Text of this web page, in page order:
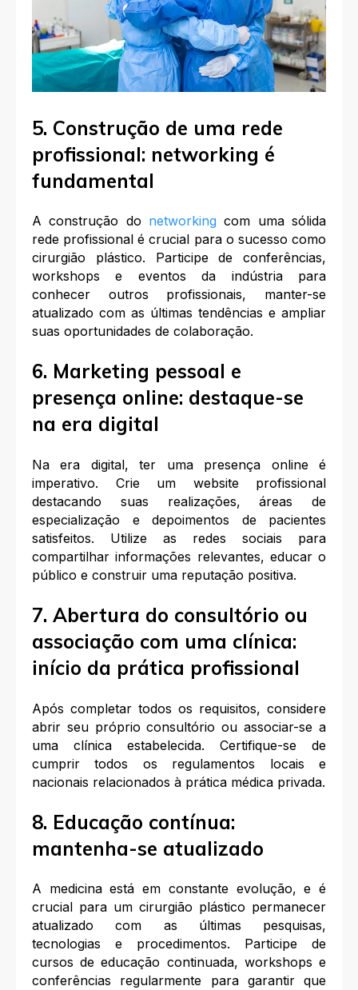
5. Construção de uma rede
profissional: networking é
fundamental
A construção do networking com uma sólida
rede profissional é crucial para o sucesso como
cirurgião plástico. Participe de conferências,
workshops e eventos da indústria para
conhecer outros profissionais, manter-se
atualizado com as últimas tendências e ampliar
suas oportunidades de colaboração.
6. Marketing pessoal e
presença online: destaque-se
na era digital
Na era digital, ter uma presença online é
imperativo. Crie um website profissional
destacando suas realizações, áreas de
especialização e depoimentos de pacientes
satisfeitos. Utilize as redes sociais para
compartilhar informações relevantes, educar o
público e construir uma reputação positiva.
7. Abertura do consultório ou
associação com uma clínica:
início da prática profissional
Após completar todos os requisitos, considere
abrir seu próprio consultório ou associar-se a
uma clínica estabelecida. Certifique-se de
cumprir todos os regulamentos locais e
nacionais relacionados à prática médica privada.
8. Educação contínua:
mantenha-se atualizado
A medicina está em constante evolução, e é
crucial para um cirurgião plástico permanecer
atualizado com as últimas pesquisas,
tecnologias e procedimentos. Participe de
cursos de educação continuada, workshops e
conferências regularmente para garantir que